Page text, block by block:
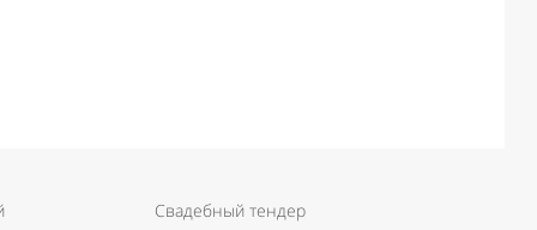
Свадебный тендер